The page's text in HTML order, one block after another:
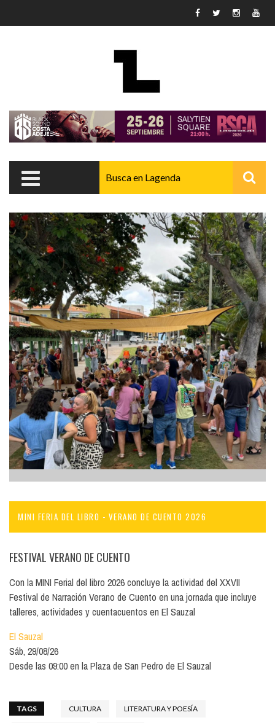
MINI FERIA DEL LIBRO - VERANO DE CUENTO 2026
FESTIVAL VERANO DE CUENTO
Con la MINI Ferial del libro 2026 concluye la actividad del XXVII
Festival de Narración Verano de Cuento en una jornada que incluye
talleres, actividades y cuentacuentos en El Sauzal
El Sauzal
Sáb, 29/08/26
Desde las 09:00 en la Plaza de San Pedro de El Sauzal
TAGS CULTURA LITERATURA Y POESÍA